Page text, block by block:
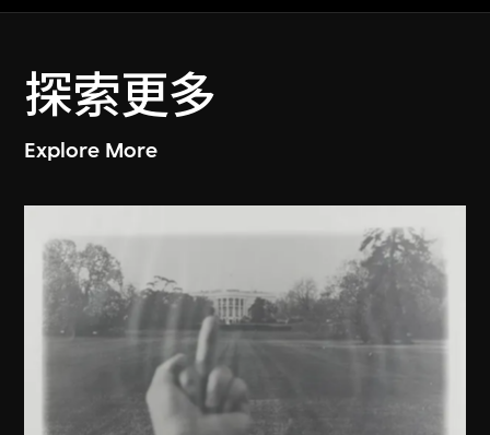
探索更多
Explore More